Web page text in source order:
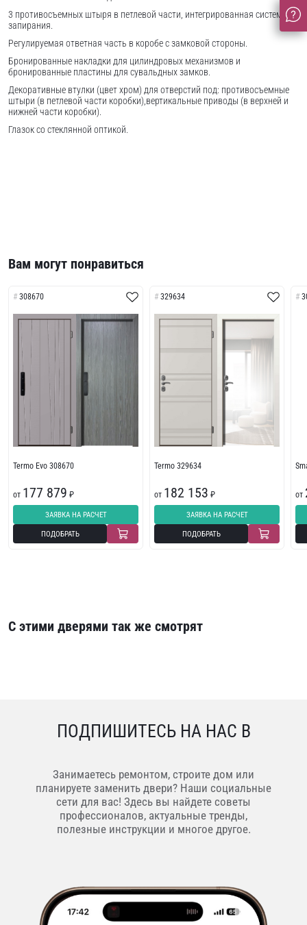
3 противосъемных штыря в петлевой части, интегрированная система
запирания.
Регулируемая ответная часть в коробе с замковой стороны.
Бронированные накладки для цилиндровых механизмов и
бронированные пластины для сувальдных замков.
Декоративные втулки (цвет хром) для отверстий под: противосъемные
штыри (в петлевой части коробки),вертикальные приводы (в верхней и
нижней части коробки).
Глазок со стеклянной оптикой.
Вам могут понравиться
308670
Termo Evo 308670
от 177 879 ₽
ЗАЯВКА НА РАСЧЕТ
ПОДОБРАТЬ
329634
Termo 329634
от 182 153 ₽
ЗАЯВКА НА РАСЧЕТ
ПОДОБРАТЬ
от
С этими дверями так же смотрят
ПОДПИШИТЕСЬ НА НАС В
Занимаетесь ремонтом, строите дом или
планируете заменить двери? Наши социальные
сети для вас! Здесь вы найдете советы
профессионалов, актуальные тренды,
полезные инструкции и многое другое.